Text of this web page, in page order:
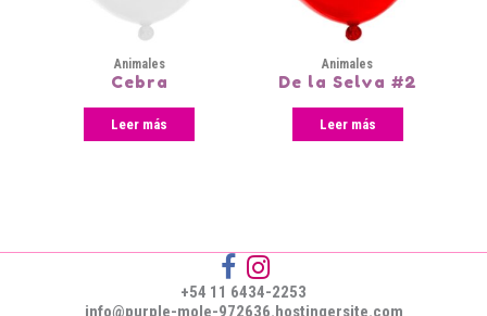
Animales
Cebra
Leer más
Animales
De la Selva #2
Leer más
+54 11 6434-2253
info@purple-mole-972636.hostingersite.com